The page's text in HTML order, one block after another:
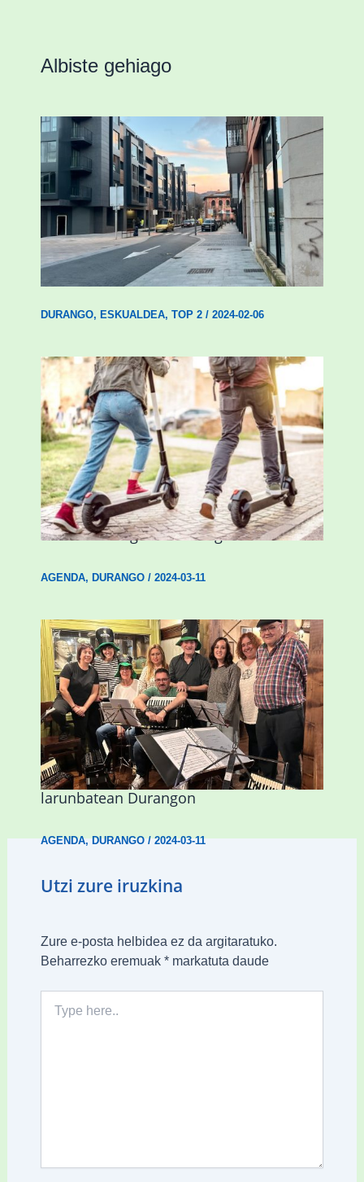
Albiste gehiago
Udal etxebizitza tasatuei buruzko lehen
ordenantza izango du Durangok
DURANGO, ESKUALDEA, TOP 2/ 2024-02-06
Ostegun honetan “Oinezko
Nagusientzako Bide Segurtasuna”
hitzaldia izango da Durangon
AGENDA, DURANGO/ 2024-03-11
Herri Maite akordeoi taldeak S. Patrick
Irlandako patroia ospatuko du
larunbatean Durangon
AGENDA,DURANGO/2024-03-11
Utzi zure iruzkina
Zure e-posta helbidea ez da argitaratuko.
Beharrezko eremuak *markatuta daude
here..